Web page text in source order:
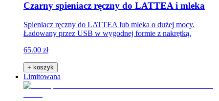
Czarny spieniacz ręczny do LATTEA i mleka
Spieniacz ręczny do LATTEA lub mleka o dużej mocy.
Ładowany przez USB w wygodnej formie z nakrętką.
65.00 zł
+ koszyk
Limitowana